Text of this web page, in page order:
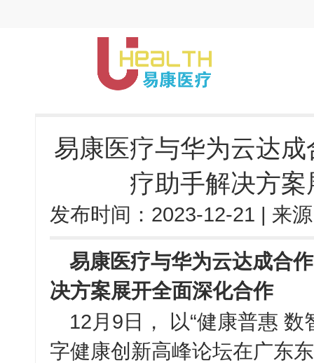
易康医疗与华为云达
疗助手解决方
发布时间： 2023-12-21 | 来
易康医疗与华为云达成合
决方案展开全面深化合作
12月 9 日， 以“健康普惠 数
字健康创新高峰论坛在广东